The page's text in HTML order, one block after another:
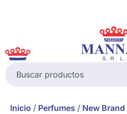
Inicio / Perfumes / New Brand